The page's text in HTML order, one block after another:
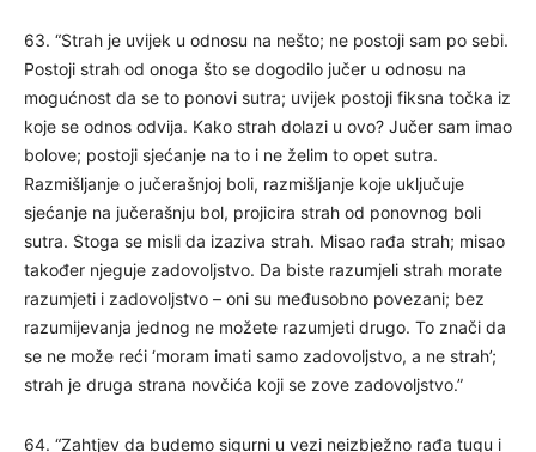
63. “Strah je uvijek u odnosu na nešto; ne postoji sam po sebi.
Postoji strah od onoga što se dogodilo jučer u odnosu na
mogućnost da se to ponovi sutra; uvijek postoji fiksna točka iz
koje se odnos odvija. Kako strah dolazi u ovo? Jučer sam imao
bolove; postoji sjećanje na to i ne želim to opet sutra.
Razmišljanje o jučerašnjoj boli, razmišljanje koje uključuje
sjećanje na jučerašnju bol, projicira strah od ponovnog boli
sutra. Stoga se misli da izaziva strah. Misao rađa strah; misao
također njeguje zadovoljstvo. Da biste razumjeli strah morate
razumjeti i zadovoljstvo – oni su međusobno povezani; bez
razumijevanja jednog ne možete razumjeti drugo. To znači da
se ne može reći ‘moram imati samo zadovoljstvo, a ne strah’;
strah je druga strana novčića koji se zove zadovoljstvo.”
64. “Zahtjev da budemo sigurni u vezi neizbježno rađa tugu i